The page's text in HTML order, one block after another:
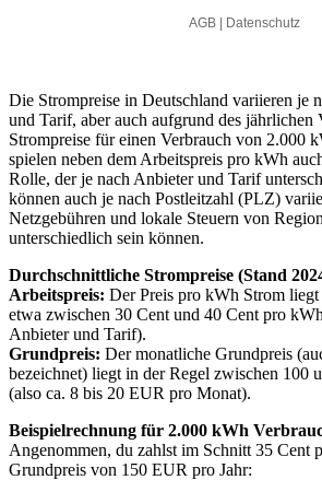
Die Strompreise in Deutschland variieren je
und Tarif, aber auch aufgrund des jährlichen
Strompreise für einen Verbrauch von 2.000
spielen neben dem Arbeitspreis pro kWh
Rolle, der je nach Anbieter und Tarif
können auch je nach Postleitzahl (PLZ)
Netzgebühren und lokale Steuern von
unterschiedlich sein können.
Durchschnittliche Strompreise (Stand
Arbeitspreis: Der Preis pro kWh Strom
etwa zwischen 30 Cent und 40 Cent pro
Anbieter und Tarif).
Grundpreis: Der monatliche Grundpreis
bezeichnet) liegt in der Regel zwischen 100
(also ca. 8 bis 20 EUR pro Monat).
Beispielrechnung für 2.000 kWh
Angenommen, du zahlst im Schnitt 35 Cent
Grundpreis von 150 EUR pro Jahr: